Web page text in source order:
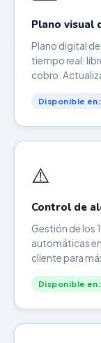
Plano visual
Plano digital
tiempo real:
cobro.
Disponible
⚠️
Control de
Gestión de los
automáticas
cliente para
Disponible